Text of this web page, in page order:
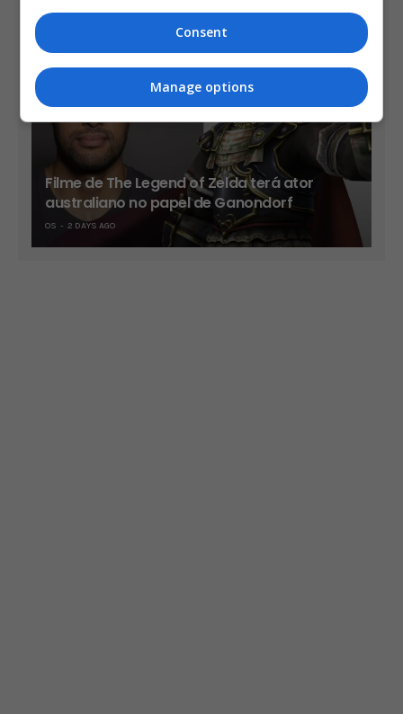
OS 2 DAYS AGO
Filme de The Legend of Zelda terá ator
australiano no papel de Ganondorf
OS 2 DAYS AGO
Consent
Manage options